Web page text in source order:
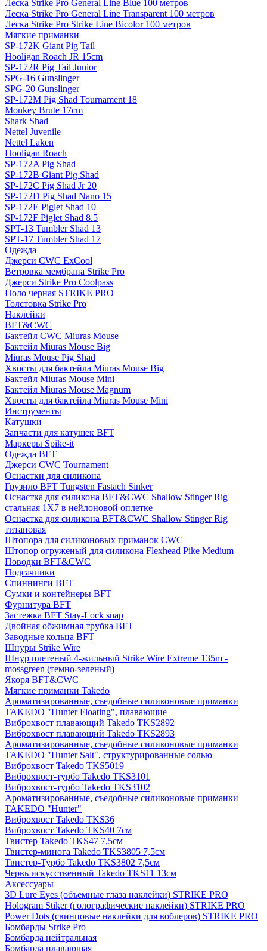
Леска Strike Pro General Line Blue 100 метров
Леска Strike Pro General Line Transparent 100 метров
Леска Strike Pro Strike Line Bicolor 100 метров
Мягкие приманки
SP-172K Giant Pig Tail
Hooligan Roach JR 15cm
SP-172R Pig Tail Junior
SPG-16 Gunslinger
SPG-20 Gunslinger
SP-172M Pig Shad Tournament 18
Monkey Brute 17cm
Shark Shad
Nettel Juvenile
Nettel Laken
Hooligan Roach
SP-172A Pig Shad
SP-172B Giant Pig Shad
SP-172C Pig Shad Jr 20
SP-172D Pig Shad Nano 15
SP-172E Piglet Shad 10
SP-172F Piglet Shad 8.5
SPT-13 Tumbler Shad 13
SPT-17 Tumbler Shad 17
Одежда
Джерси CWC ExCool
Ветровка мембрана Strike Pro
Джерси Strike Pro Coolpass
Поло черная STRIKE PRO
Толстовка Strike Pro
Наклейки
BFT&CWC
Бактейл CWC Miuras Mouse
Бактейл Miuras Mouse Big
Miuras Mouse Pig Shad
Хвосты для бактейла Miuras Mouse Big
Бактейл Miuras Mouse Mini
Бактейл Miuras Mouse Magnum
Хвосты для бактейла Miuras Mouse Mini
Инструменты
Катушки
Запчасти для катушек BFT
Маркеры Spike-it
Одежда BFT
Джерси CWC Tournament
Оснастки для силикона
Грузило BFT Tungsten Fastach Sinker
Оснастка для силикона BFT&CWC Shallow Stinger Rig
стальная 1X7 в нейлоновой оплетке
Оснастка для силикона BFT&CWC Shallow Stinger Rig
титановая
Штопора для силиконовых приманок CWC
Штопор огруженый для силикона Flexhead Pike Medium
Поводки BFT&CWC
Подсачники
Спиннинги BFT
Сумки и контейнеры BFT
Фурнитура BFT
Застежка BFT Stay-Lock snap
Двойная обжимная трубка BFT
Заводные кольца BFT
Шнуры Strike Wire
Шнур плетеный 4-жильный Strike Wire Extreme 135m -
mossgreen (темно-зеленый)
Якоря BFT&CWC
Мягкие приманки Takedo
Ароматизированные, съедобные силиконовые приманки
TAKEDO "Hunter Floating", плавающие
Виброхвост плавающий Takedo TKS2892
Виброхвост плавающий Takedo TKS2893
Ароматизированные, съедобные силиконовые приманки
TAKEDO "Hunter Salt", структурированные солью
Виброхвост Takedo TKS5019
Виброхвост-турбо Takedo TKS3101
Виброхвост-турбо Takedo TKS3102
Ароматизированные, съедобные силиконовые приманки
TAKEDO "Hunter"
Виброхвост Takedo TKS36
Виброхвост Takedo TKS40 7см
Твистер Takedo TKS47 7,5см
Твистер-минога Takedo TKS3805 7,5см
Твистер-Турбо Takedo TKS3802 7,5см
Червь искусственный Takedo TKS11 13см
Аксессуары
3D Lure Eyes (объемные глаза наклейки) STRIKE PRO
Hologram Stiker (голографические наклейки) STRIKE PRO
Power Dots (свинцовые наклейки для воблеров) STRIKE PRO
Бомбарды Strike Pro
Бомбарда нейтральная
Бомбарда плавающая